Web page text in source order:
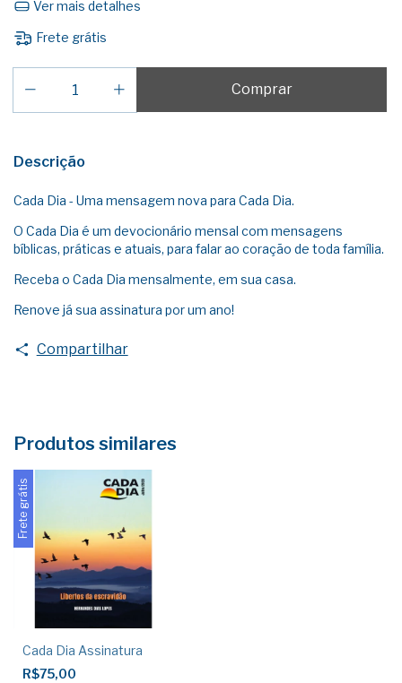
Ver mais detalhes
Frete grátis
Descrição
Cada Dia - Uma mensagem nova para Cada Dia.
O Cada Dia é um devocionário mensal com mensagens
bíblicas, práticas e atuais, para falar ao coração de toda família.
Receba o Cada Dia mensalmente, em sua casa.
Renove já sua assinatura por um ano!
Compartilhar
Produtos similares
Frete grátis
Cada Dia Assinatura
R$75,00